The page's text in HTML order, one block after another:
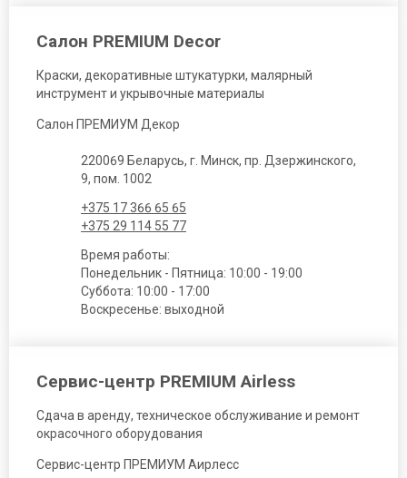
Салон PREMIUM Decor
Краски, декоративные штукатурки, малярный
инструмент и укрывочные материалы
Салон ПРЕМИУМ Декор
220069 Беларусь, г. Минск, пр. Дзержинского,
9, пом. 1002
+375 17 366 65 65
+375 29 114 55 77
Время работы:
Понедельник - Пятница: 10:00 - 19:00
Суббота: 10:00 - 17:00
Воскресенье: выходной
Сервис-центр PREMIUM Airless
Сдача в аренду, техническое обслуживание и ремонт
окрасочного оборудования
Сервис-центр ПРЕМИУМ Аирлесс